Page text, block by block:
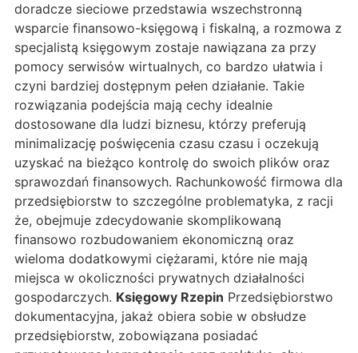
doradcze sieciowe przedstawia wszechstronną
wsparcie finansowo-księgową i fiskalną, a rozmowa z
specjalistą księgowym zostaje nawiązana za przy
pomocy serwisów wirtualnych, co bardzo ułatwia i
czyni bardziej dostępnym pełen działanie. Takie
rozwiązania podejścia mają cechy idealnie
dostosowane dla ludzi biznesu, którzy preferują
minimalizację poświęcenia czasu czasu i oczekują
uzyskać na bieżąco kontrolę do swoich plików oraz
sprawozdań finansowych. Rachunkowość firmowa dla
przedsiębiorstw to szczególne problematyka, z racji
że, obejmuje zdecydowanie skomplikowaną
finansowo rozbudowaniem ekonomiczną oraz
wieloma dodatkowymi ciężarami, które nie mają
miejsca w okoliczności prywatnych działalności
gospodarczych. Księgowy Rzepin Przedsiębiorstwo
dokumentacyjna, jakaż obiera sobie w obsłudze
przedsiębiorstw, zobowiązana posiadać